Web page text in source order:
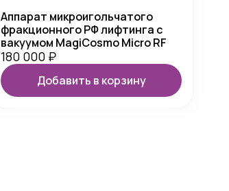
Аппарат микроигольчатого
фракционного РФ лифтинга с
вакуумом MagiCosmo Micro RF
180 000 ₽
Добавить в корзину